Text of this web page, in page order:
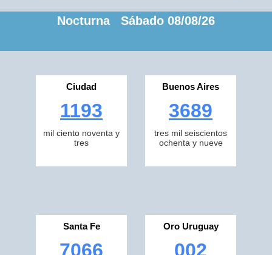
Nocturna Sábado 08/08/26
Ciudad
1193
mil ciento noventa y
tres
Buenos Aires
3689
tres mil seiscientos
ochenta y nueve
Santa Fe
7066
Oro Uruguay
002